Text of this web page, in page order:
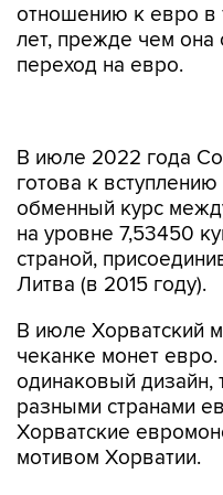
отношению к евро в
лет, прежде чем она
переход на евро.
обменный курс
на уровне 7,53450
страной,
Литва (в 2015 году).
В июле Хорватский
одинаковый дизайн,
разными странами
Хорватские
мотивом Хорватии.
Переходя на евро,